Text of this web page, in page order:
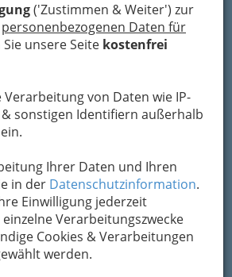
('Zustimmen & Weiter') zur
personenbezogenen Daten für
unsere Seite kostenfrei
Verarbeitung von Daten wie IP-
& sonstigen Identifiern außerhalb
Ihrer Daten und Ihren
in der Datenschutzinformation.
Einwilligung jederzeit
Verarbeitungszwecke
Cookies & Verarbeitungen
werden.